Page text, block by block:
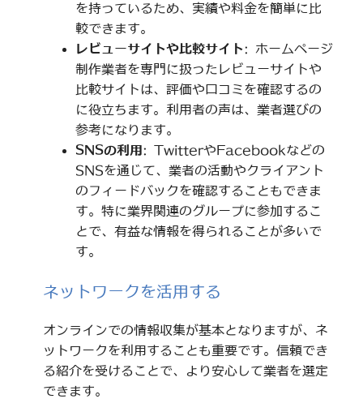
を持っているため、実績や料金を簡単に比
較できます。
レビューサイトや比較サイト: ホームページ
制作業者を専門に扱ったレビューサイトや
比較サイトは、評価や口コミを確認するの
に役立ちます。利用者の声は、業者選びの
参考になります。
SNSの利用 : TwitterやFacebookなどの
SNSを通じて、業者の活動やクライアント
のフィードバックを確認することもできま
す。特に業界関連のグループに参加するこ
とで、有益な情報を得られることが多いで
す。
ネットワークを活用する
オンラインでの情報収集が基本となりますが、ネ
ットワークを利用することも重要です。信頼でき
る紹介を受けることで、より安心して業者を選定
できます。